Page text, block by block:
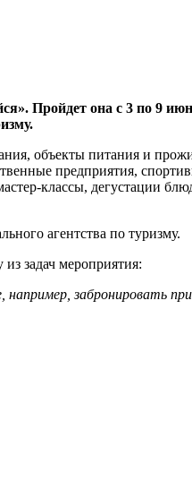
Пройдет она с 3 по 9
объекты питания и
предприятия,
классы, дегустации
агентства по туризму.
задач мероприятия:
забронировать